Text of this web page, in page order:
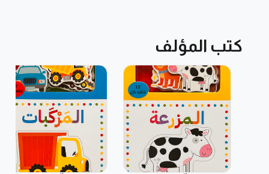
كتب المؤلف